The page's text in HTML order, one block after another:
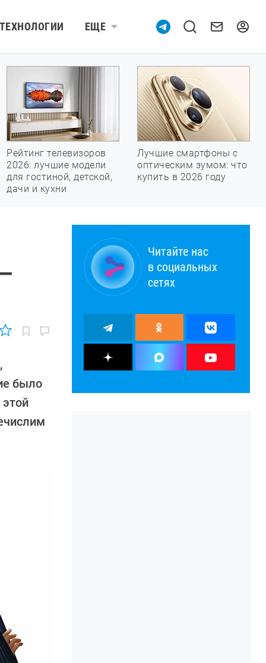
ЕЩЕ
Рейтинг телевизоров
2026: лучшие модели
для гостиной, детской,
дачи и кухни
Лучшие смартфоны с
оптическим зумом: что
купить в 2026 году
было
Читайте нас
в социальных
сетях